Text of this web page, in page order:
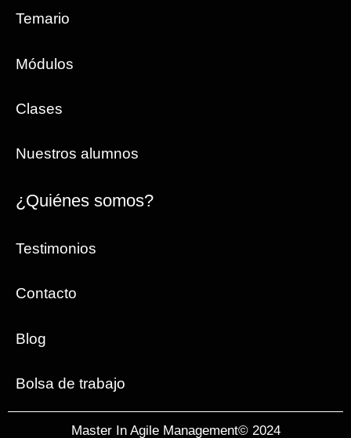
Temario
Módulos
Clases
Nuestros alumnos
¿Quiénes somos?
Testimonios
Contacto
Blog
Bolsa de trabajo
Master In Agile Management© 2024